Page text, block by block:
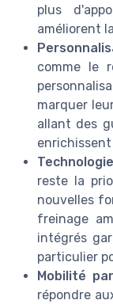
plus
améliorent
comme le
marquer
allant des
reste la
nouvelles
freinage
intégrés
particulier
Mobilité
répondre